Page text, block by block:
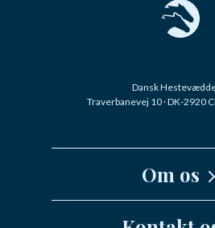
Dansk
Traverbanevej 10 · DK-2920
Om os